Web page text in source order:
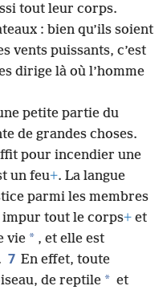
tout leur corps.
: bien qu’ils soient
vents puissants, c’est
dirige là où l’homme
petite partie du
de grandes choses.
pour incendier une
un feu+. La langue
parmi les membres
tout le corps+ et
vie * , et elle est
7 En effet, toute
de reptile * et